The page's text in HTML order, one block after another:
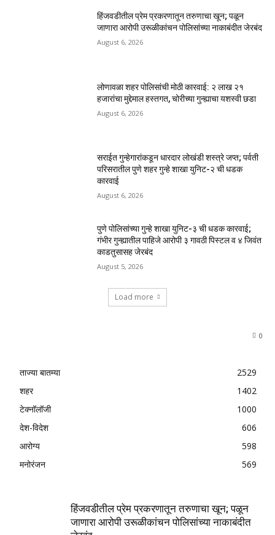
हिंजवडीतील प्रेम प्रकरणातून तरुणाचा खून; पळून
जाणारा आरोपी उरूळीकांचन पोलिसांच्या नाकाबंदीत जेरबंद
August 6, 2026
लोणावळा शहर पोलिसांची मोठी कारवाई: २ लाख २१
हजारांचा मुद्देमाल हस्तगत, चोरीच्या गुन्ह्याचा यशस्वी छडा
August 6, 2026
सराईत गुन्हेगारांकडून धारदार लोखंडी शस्त्रे जप्त; पर्वती
परिसरातील पुणे शहर गुन्हे शाखा युनिट-२ ची धडक
कारवाई
August 6, 2026
पुणे पोलिसांच्या गुन्हे शाखा युनिट-३ ची धडक कारवाई;
गंभीर गुन्ह्यातील पाहिजे आरोपी ३ गावठी पिस्टल व ४ जिवंत
काडतुसासह जेरबंद
August 5, 2026
Load more
0
ताज्या बातम्या
2529
शहर
1402
टेक्नॉलॉजी
1000
देश-विदेश
606
आरोग्य
598
मनोरंजन
569
हिंजवडीतील प्रेम प्रकरणातून तरुणाचा खून; पळून
जाणारा आरोपी उरूळीकांचन पोलिसांच्या नाकाबंदीत